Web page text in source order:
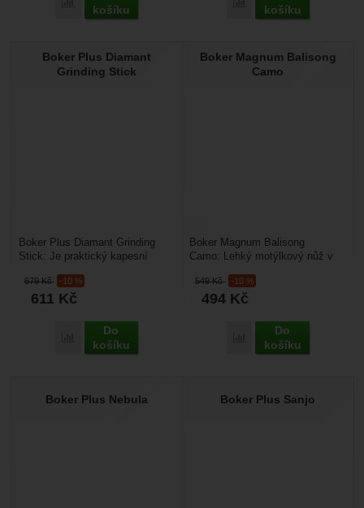
Přidat 'Boker Magnum Fire Brigade 42' k porovnání
košíku
Přidat 'Boker Plus
košíku
Boker Plus Diamant
Grinding Stick
679Kč -10 %
611 Kč
Přidat 'Boker Plus Diamant Grinding Stick' k porovnání
Do
košíku
Boker Plus Diamant Grinding
Stick: Je praktický kapesní
údržbu ostří nožů,...
Boker Magnum Balisong
Camo
549Kč -10 %
494 Kč
Přidat 'Boker Magnum
Do
košíku
Boker Magnum Balisong
Camo: Lehký motýlkový nůž v
Magnum Balisong Camo zaujme
nejen...
Boker Plus Nebula Boker Plus Sanjo